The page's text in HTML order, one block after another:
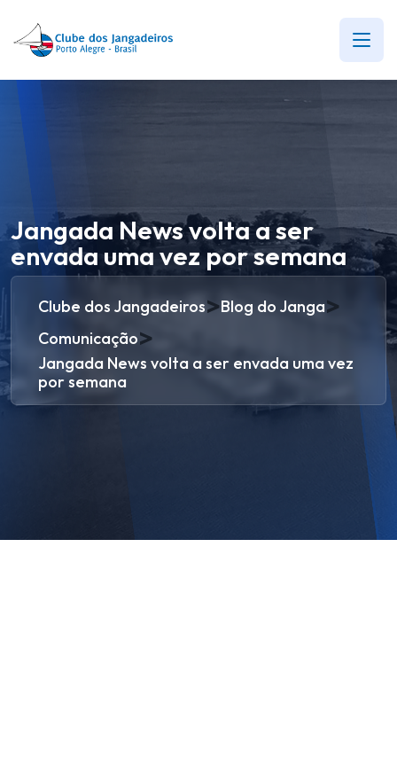
Jangada News volta a ser
envada uma vez por semana
Clube dos Jangadeiros>Blog do Janga>
Comunicação>
Jangada News volta a ser envada uma vez
por semana